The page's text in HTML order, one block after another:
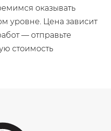
оказывать
уровне. Цена зависит
— отправьте
стоимость